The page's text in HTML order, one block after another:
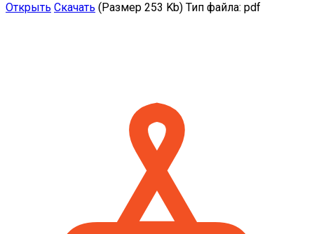
Открыть Скачать (Размер 253 Kb) Тип файла: pdf